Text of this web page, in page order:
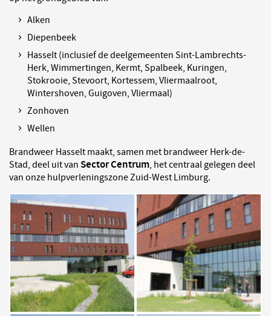
Alken
Diepenbeek
Hasselt (inclusief de deelgemeenten Sint-Lambrechts-
Herk, Wimmertingen, Kermt, Spalbeek, Kuringen,
Stokrooie, Stevoort, Kortessem, Vliermaalroot,
Wintershoven, Guigoven, Vliermaal)
Zonhoven
Wellen
Brandweer Hasselt maakt, samen met brandweer Herk-de-
Stad, deel uit van Sector Centrum, het centraal gelegen deel
van onze hulpverleningszone Zuid-West Limburg.